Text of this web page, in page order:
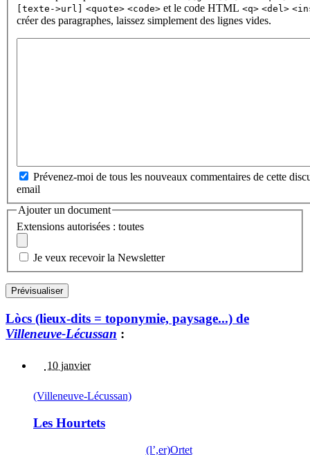
[texte->url]
<quote> <code> et le code HTML <q> <del>
créer des paragraphes, laissez simplement des lignes vides.
Prévenez-moi de tous les nouveaux commentaires de cette
email
Ajouter un document
Extensions autorisées : toutes
Je veux recevoir la Newsletter
Lòcs (lieux-dits = toponymie, paysage...) de
Villeneuve-Lécussan :
10 janvier
(Villeneuve-Lécussan)
Les Hourtets
(l’,er)Ortet